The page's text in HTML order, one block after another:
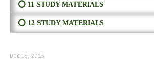
⭕ 11 STUDY MATERIALS
⭕ 12 STUDY MATERIALS
Dec 18, 2015